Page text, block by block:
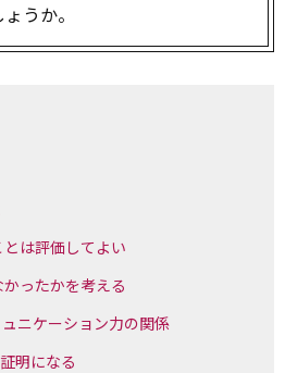
うか。
は評価してよい
ったかを考える
ニケーション力の関係
明になる